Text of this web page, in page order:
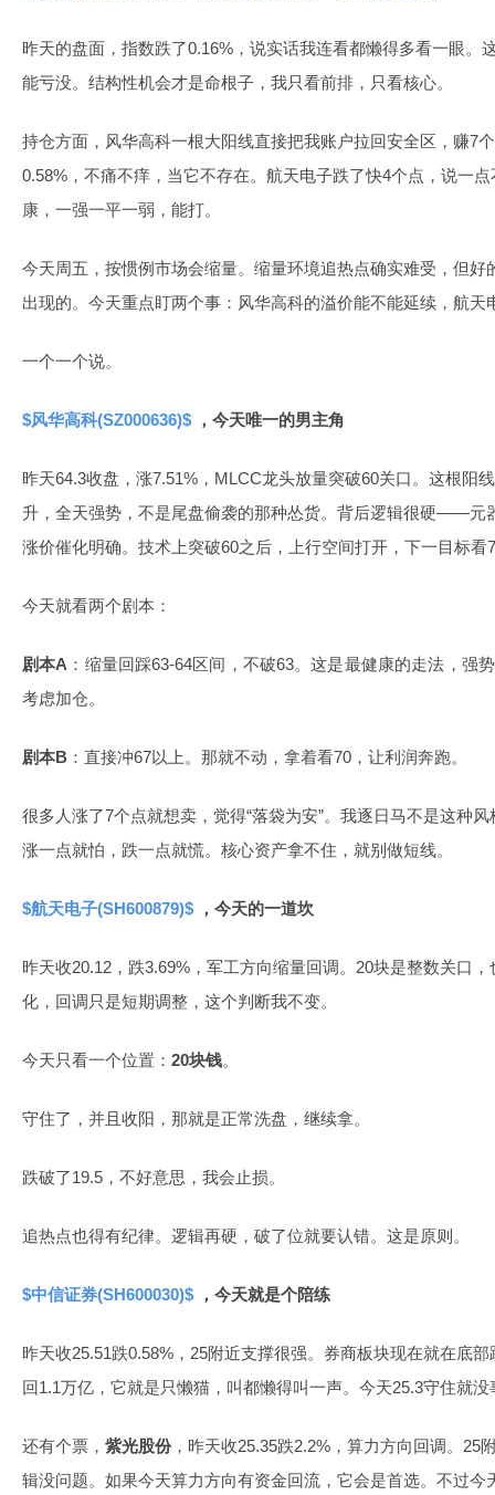
昨天的盘面，指数跌了0.16%，说实话我连看都懒得多看一眼。
能亏没。结构性机会才是命根子，我只看前排，只看核心。
持仓方面，风华高科一根大阳线直接把我账户拉回安全区，赚7
0.58%，不痛不痒，当它不存在。航天电子跌了快4个点，说一
康，一强一平一弱，能打。
今天周五，按惯例市场会缩量。缩量环境追热点确实难受，但
出现的。今天重点盯两个事：风华高科的溢价能不能延续，航天
一个一个说。
$风华高科(SZ000636)$ ，今天唯一的男主角
昨天64.3收盘，涨7.51%，MLCC龙头放量突破60关口。这根阳
升，全天强势，不是尾盘偷袭的那种怂货。背后逻辑很硬——元
涨价催化明确。技术上突破60之后，上行空间打开，下一目标看
今天就看两个剧本：
剧本A ：缩量回踩63-64区间，不破63。这是最健康的走法，强
考虑加仓。
剧本B ：直接冲67以上。那就不动，拿着看70，让利润奔跑。
很多人涨了7个点就想卖，觉得“落袋为安”。我逐日马不是这种
涨一点就怕，跌一点就慌。核心资产拿不住，就别做短线。
$航天电子(SH600879)$ ，今天的一道坎
昨天收20.12，跌3.69%，军工方向缩量回调。20块是整数关口
化，回调只是短期调整，这个判断我不变。
今天只看一个位置： 20块钱。
守住了，并且收阳，那就是正常洗盘，继续拿。
跌破了19.5，不好意思，我会止损。
追热点也得有纪律。逻辑再硬，破了位就要认错。这是原则。
$中信证券(SH600030)$ ，今天就是个陪练
昨天收25.51跌0.58%，25附近支撑很强。券商板块现在就在底
回1.1万亿，它就是只懒猫，叫都懒得叫一声。今天25.3守住就
还有个票， 紫光股份，昨天收25.35跌2.2%，算力方向回调。25
辑没问题。如果今天算力方向有资金回流，它会是首选。不过